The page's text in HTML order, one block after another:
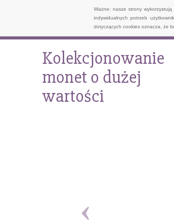
Ważne: nasze strony
indywidualnych potrzeb
dotyczących cookies oznacza, że
Kolekcjonowanie
monet o dużej
wartości